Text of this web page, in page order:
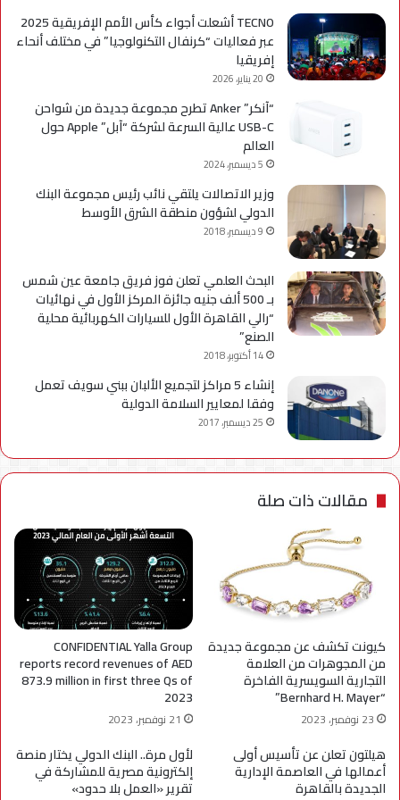
TECNO أشعلت أجواء كأس الأمم الإفريقية 2025
عبر فعاليات “كرنفال التكنولوجيا” في مختلف أنحاء
إفريقيا
20 يناير، 2026
“آنكر” Anker تطرح مجموعة جديدة من شواحن
USB-C عالية السرعة لشركة “آبل” Apple حول
العالم
5 ديسمبر، 2024
وزير الاتصالات يلتقي نائب رئيس مجموعة البنك
الدولي لشؤون منطقة الشرق الأوسط
9 ديسمبر، 2018
البحث العلمي تعلن فوز فريق جامعة عين شمس
بـ 500 ألف جنيه جائزة المركز الأول في نهائيات
“رالي القاهرة الأول للسيارات الكهربائية محلية
الصنع”
14 أكتوبر، 2018
إنشاء 5 مراكز لتجميع الألبان ببني سويف تعمل
وفقا لمعايير السلامة الدولية
25 ديسمبر، 2017
مقالات ذات صلة
كيونت تكشف عن مجموعة جديدة
من المجوهرات من العلامة
التجارية السويسرية الفاخرة
“Bernhard H. Mayer”
23 نوفمبر، 2023
CONFIDENTIAL Yalla Group
reports record revenues of AED
873.9 million in first three Qs of
2023
21 نوفمبر، 2023
هيلتون تعلن عن تأسيس أولى
أعمالها في العاصمة الإدارية
الجديدة بالقاهرة
لأول مرة.. البنك الدولي يختار منصة
إلكترونية مصرية للمشاركة في
تقرير «العمل بلا حدود»